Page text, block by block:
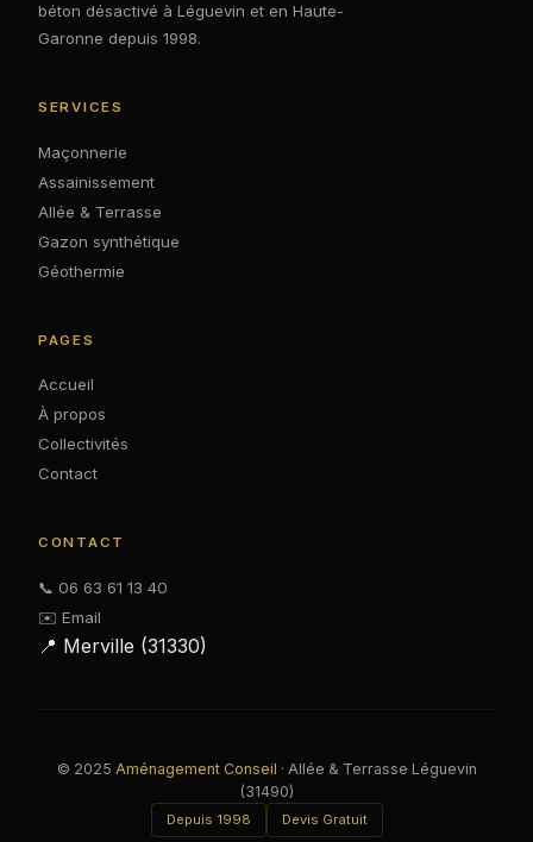
béton désactivé à Léguevin et en Haute-
Garonne depuis 1998.
SERVICES
Maçonnerie
Assainissement
Allée & Terrasse
Gazon synthétique
Géothermie
PAGES
Accueil
À propos
Collectivités
Contact
CONTACT
📞 06 63 61 13 40
✉️ Email
📍 Merville (31330)
© 2025 Aménagement Conseil · Allée & Terrasse Léguevin
(31490)
Depuis 1998 Devis Gratuit